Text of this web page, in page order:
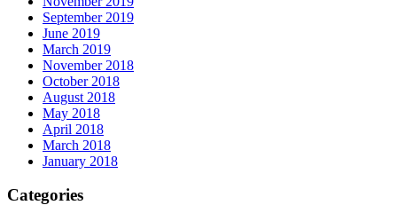
September 2019
June 2019
March 2019
November 2018
October 2018
August 2018
May 2018
April 2018
March 2018
January 2018
Categories